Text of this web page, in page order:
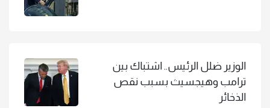
الوزير ضلل الرئيس.. اشتباك بين
ترامب وهيجسيث بسبب نقص
الذخائر